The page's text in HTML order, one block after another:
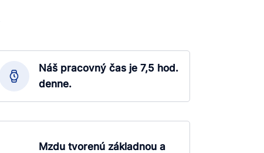
Náš pracovný čas je 7,5 hod.
denne.
Mzdu tvorenú základnou a